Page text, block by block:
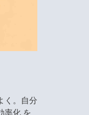
く。自分
率化 を